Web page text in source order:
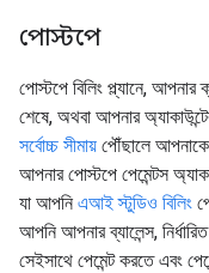
পোস্টপে
পোস্টপে বিলিং প্ল্যানে, আপনার
শেষে, অথবা আপনার
সর্বোচ্চ সীমায় পৌঁছালে আপনাকে
আপনার পোস্টপে পেমেন্টস
যা আপনি এআই স্টুডিও বিলিং
আপনি আপনার ব্যালেন্স,
সেইসাথে পেমেন্ট করতে এবং